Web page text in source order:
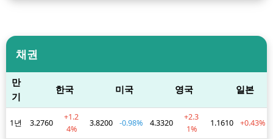
채권
만
기
한국 미국 영국 일본
1년 3.2760
+1.2
4%
3.8200 -0.98% 4.3320
+2.3
1%
1.1610 +0.43%